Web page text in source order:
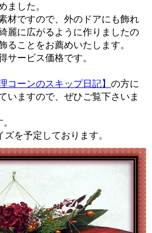
ました。
材ですので、外のドアにも飾れ
麗に広がるように作りましたの
ることをお薦めいたします。
サービス価格です。
コーンのスキップ日記】 の方に
いますので、ぜひご覧下さいま
を予定しております。